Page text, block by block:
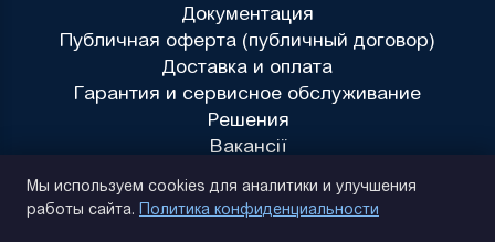
Документация
Публичная оферта (публичный договор)
Доставка и оплата
Гарантия и сервисное обслуживание
Решения
Вакансії
Мы используем cookies для аналитики и улучшения
работы сайта. Политика конфиденциальности